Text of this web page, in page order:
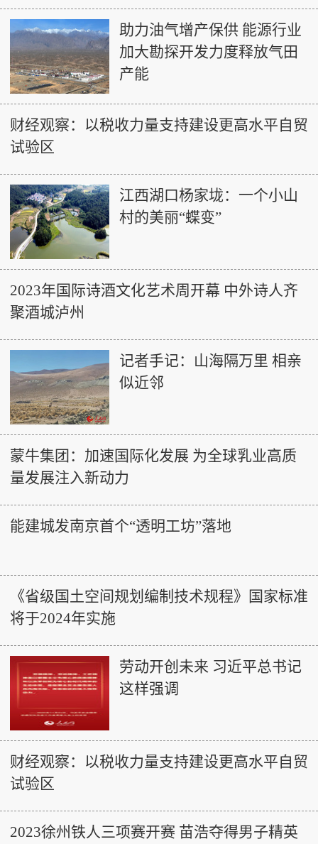
助力油气增产保供 能源行业
加大勘探开发力度释放气田
产能
财经观察：以税收力量支持建设更高水平自贸
试验区
江西湖口杨家垅：一个小山
村的美丽“蝶变”
2023年国际诗酒文化艺术周开幕 中外诗人齐
聚酒城泸州
记者手记：山海隔万里 相亲
似近邻
蒙牛集团：加速国际化发展 为全球乳业高质
量发展注入新动力
能建城发南京首个“透明工坊”落地
《省级国土空间规划编制技术规程》国家标准
将于2024年实施
劳动开创未来 习近平总书记
这样强调
财经观察：以税收力量支持建设更高水平自贸
试验区
2023徐州铁人三项赛开赛 苗浩夺得男子精英